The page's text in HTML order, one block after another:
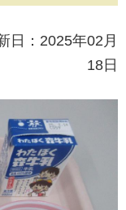
：2025年02月
18日